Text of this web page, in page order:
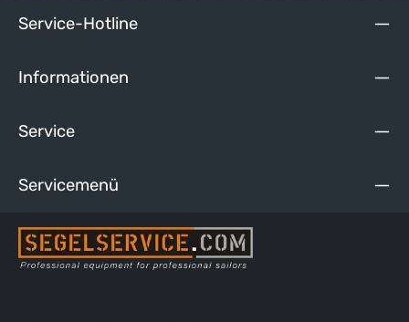
Service-Hotline
Informationen
Service
Servicemenü